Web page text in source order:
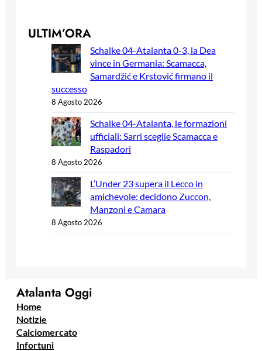
ULTIM’ORA
Schalke 04-Atalanta 0-3, la Dea
vince in Germania: Scamacca,
Samardžić e Krstović firmano il
successo
8 Agosto 2026
Schalke 04-Atalanta, le formazioni
ufficiali: Sarri sceglie Scamacca e
Raspadori
8 Agosto 2026
L’Under 23 supera il Lecco in
amichevole: decidono Zuccon,
Manzoni e Camara
8 Agosto 2026
Atalanta Oggi
Home
Notizie
Calciomercato
Infortuni